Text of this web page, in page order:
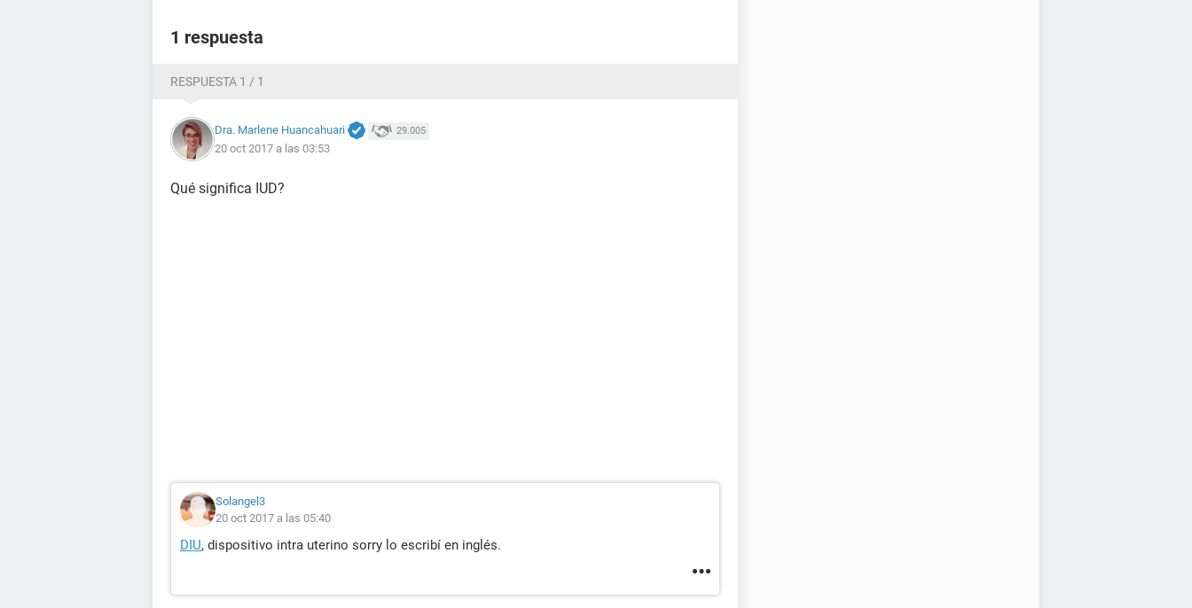
1 respuesta
RESPUESTA 1 / 1
Dra. Marlene Huancahuari 29.005
20 oct 2017 a las 03:53
Qué significa IUD?
Solangel3
20 oct 2017 a las 05:40
DIU, dispositivo intra uterino sorry lo escribí en inglés.